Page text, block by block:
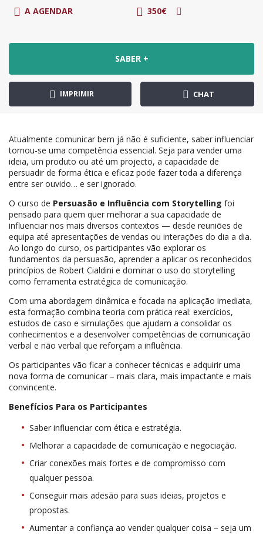
A AGENDAR 350€
SABER +
IMPRIMIR CHAT
Atualmente comunicar bem já não é suficiente, saber influenciar
tornou-se uma competência essencial. Seja para vender uma
ideia, um produto ou até um projecto, a capacidade de
persuadir de forma ética e eficaz pode fazer toda a diferença
entre ser ouvido… e ser ignorado.
O curso de Persuasão e Influência com Storytelling foi
pensado para quem quer melhorar a sua capacidade de
influenciar nos mais diversos contextos — desde reuniões de
equipa até apresentações de vendas ou interações do dia a dia.
Ao longo do curso, os participantes vão explorar os
fundamentos da persuasão, aprender a aplicar os reconhecidos
princípios de Robert Cialdini e dominar o uso do storytelling
como ferramenta estratégica de comunicação.
Com uma abordagem dinâmica e focada na aplicação imediata,
esta formação combina teoria com prática real: exercícios,
estudos de caso e simulações que ajudam a consolidar os
conhecimentos e a desenvolver competências de comunicação
verbal e não verbal que reforçam a influência.
Os participantes vão ficar a conhecer técnicas e adquirir uma
nova forma de comunicar – mais clara, mais impactante e mais
convincente.
Benefícios Para os Participantes
Saber influenciar com ética e estratégia.
Melhorar a capacidade de comunicação e negociação.
Criar conexões mais fortes e de compromisso com
qualquer pessoa.
Conseguir mais adesão para suas ideias, projetos e
propostas.
Aumentar a confiança ao vender qualquer coisa – seja um